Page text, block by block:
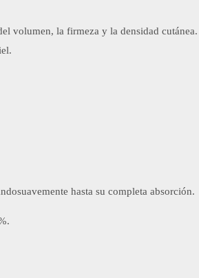
volumen, la firmeza y la densidad
hasta su completa absorción.